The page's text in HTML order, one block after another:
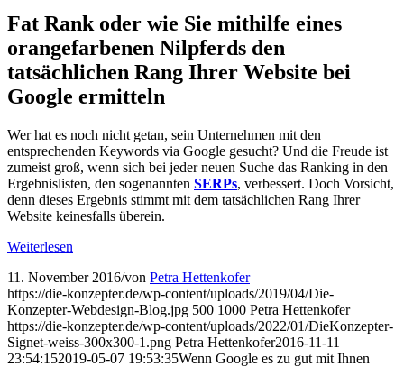
Fat Rank oder wie Sie mithilfe eines
orangefarbenen Nilpferds den
tatsächlichen Rang Ihrer Website bei
Google ermitteln
Wer hat es noch nicht getan, sein Unternehmen mit den
entsprechenden Keywords via Google gesucht? Und die Freude ist
zumeist groß, wenn sich bei jeder neuen Suche das Ranking in den
Ergebnislisten, den sogenannten SERPs, verbessert. Doch Vorsicht,
denn dieses Ergebnis stimmt mit dem tatsächlichen Rang Ihrer
Website keinesfalls überein.
Weiterlesen
11. November 2016/von Petra Hettenkofer
https://die-konzepter.de/wp-content/uploads/2019/04/Die-
Konzepter-Webdesign-Blog.jpg 500 1000 Petra Hettenkofer
https://die-konzepter.de/wp-content/uploads/2022/01/DieKonzepter-
Signet-weiss-300x300-1.png Petra Hettenkofer2016-11-11
23:54:152019-05-07 19:53:35Wenn Google es zu gut mit Ihnen